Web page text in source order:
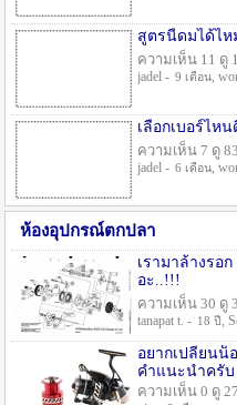
สูตรนี้ดมได้ไห
ความเห็น 11 ดู
jadel - 9 เดือน,
เลือกเบอร์ไห
ความเห็น 7 ดู
jadel - 6 เดือน,
ห้องอุปกรณ์ตกปลา
เรามาล้างรอก
อะ..!!!
ความเห็น 30 ดู
tanapat t. - 18 ปี ,
อยากเปลี่ยนน็
คำแนะนำครับ
ความเห็น 0 ดู